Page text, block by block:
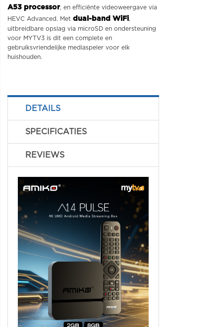
A53 processor, en efficiënte videoweergave via
HEVC Advanced. Met dual-band WiFi,
uitbreidbare opslag via microSD en ondersteuning
voor MYTV3 is dit een complete en
gebruiksvriendelijke mediaspeler voor elk
huishouden.
DETAILS
SPECIFICATIES
REVIEWS